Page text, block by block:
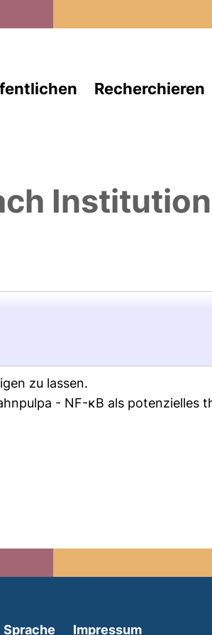
Recherchieren
zu lassen.
- NF-κB als potenzielles
(external link, opens in a
Impressum